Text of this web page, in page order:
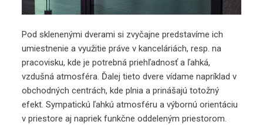
Pod sklenenými dverami si zvyčajne predstavíme ich
umiestnenie a využitie práve v kanceláriách, resp. na
pracovisku, kde je potrebná priehľadnosť a ľahká,
vzdušná atmosféra. Ďalej tieto dvere vídame napríklad v
obchodných centrách, kde plnia a prinášajú totožný
efekt. Sympatickú ľahkú atmosféru a výbornú orientáciu
v priestore aj napriek funkčne oddeleným priestorom.